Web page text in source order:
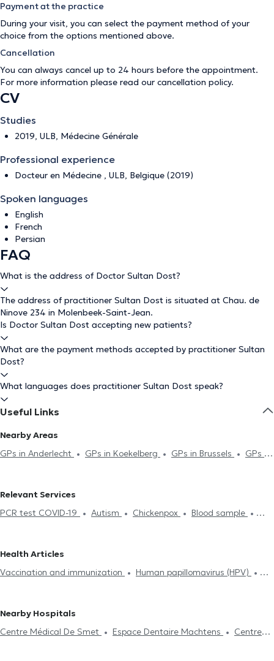
Payment at the practice
During your visit, you can select the payment method of your
choice from the options mentioned above.
Cancellation
You can always cancel up to 24 hours before the appointment.
For more information please read our cancellation policy.
CV
Studies
2019, ULB, Médecine Générale
Professional experience
Docteur en Médecine , ULB, Belgique (2019)
Spoken languages
English
French
Persian
FAQ
What is the address of Doctor Sultan Dost?
The address of practitioner Sultan Dost is situated at Chau. de
Ninove 234 in Molenbeek-Saint-Jean.
Is Doctor Sultan Dost accepting new patients?
What are the payment methods accepted by practitioner Sultan
Dost?
What languages does practitioner Sultan Dost speak?
Useful Links
Nearby Areas
GPs in Anderlecht
GPs in Koekelberg GPs in Brussels
GPs in
GPs in Ganshoren
Dilbeek
GPs in Saint-Josse-Ten-Noode GPs in Laeken
GPs in
Relevant Services
PCR test COVID-19
Autism Chickenpox
Blood sample
Glucose monitoring
Food intolerance test
Neonatology
Medical certificate
Health Articles
Vaccination and immunization
Human papillomavirus (HPV)
Psychotherapy
Nearby Hospitals
Centre Médical De Smet
Espace Dentaire Machtens
Centre